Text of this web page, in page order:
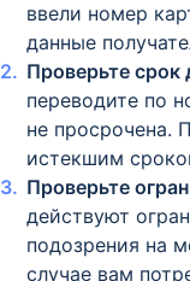
ввели номер
данные
Проверьте срок
переводите по
не просрочена.
истекшим
Проверьте
действуют
подозрения на
случае вам